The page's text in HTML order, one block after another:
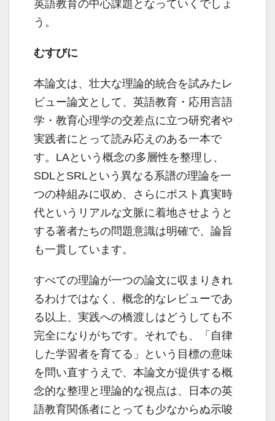
英語教育の中心課題となっていくでしょ
う。
むすびに
本論文は、壮大な理論的統合を試みたレ
ビュー論文として、英語教育・応用言語
学・教育心理学の交差点に立つ研究者や
実践者にとって読み応えのある一本で
す。LAという概念の多層性を整理し、
SDLとSRLという異なる系譜の理論を一
つの枠組みに収め、さらにポスト真実時
代というリアルな文脈に着地させようと
する著者たちの問題意識は明確で、論旨
も一貫しています。
すべての理論が一つの論文に収まりきれ
るわけではなく、概念的なレビューであ
る以上、実践への橋渡しはどうしても不
完全になりがちです。それでも、「自律
した学習者を育てる」という目標の意味
を問い直すうえで、本論文が提供する概
念的な整理と理論的な視点は、日本の英
語教育関係者にとっても少なからぬ示唆